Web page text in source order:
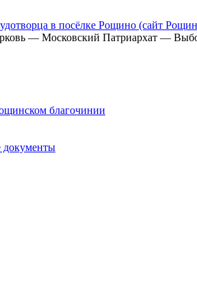
в посёлке Рощино (сайт
— Московский Патриархат —
благочинии